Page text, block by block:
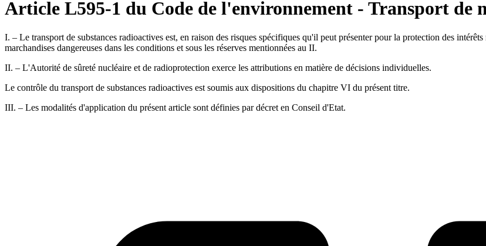
Article L595-1 du Code de l'environnement - Transport de
I. – Le transport de substances radioactives est, en raison des risques spécifiques qu'il peut présenter pour la protection des
marchandises dangereuses dans les conditions et sous les réserves mentionnées au II.
II. – L'Autorité de sûreté nucléaire et de radioprotection exerce les attributions en matière de décisions individuelles.
Le contrôle du transport de substances radioactives est soumis aux dispositions du chapitre VI du présent titre.
III. – Les modalités d'application du présent article sont définies par décret en Conseil d'Etat.